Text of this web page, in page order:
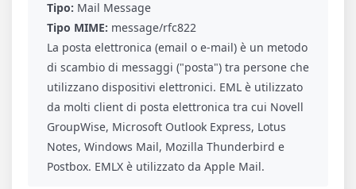
Tipo: Mail Message
Tipo MIME: message/rfc822
La posta elettronica (email o e-mail) è un metodo
di scambio di messaggi ("posta") tra persone che
utilizzano dispositivi elettronici. EML è utilizzato
da molti client di posta elettronica tra cui Novell
GroupWise, Microsoft Outlook Express, Lotus
Notes, Windows Mail, Mozilla Thunderbird e
Postbox. EMLX è utilizzato da Apple Mail.